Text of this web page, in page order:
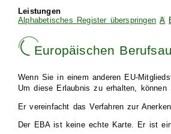
Leistungen
Alphabetisches Register überspringen A
Europäischen
Wenn Sie in einem anderen EU-
Um diese Erlaubnis zu erhalten,
Er vereinfacht das Verfahren zur
Der EBA ist keine echte Karte. Er ist